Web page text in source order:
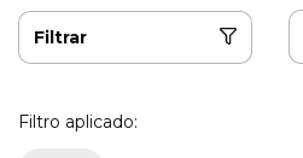
Filtrar
Filtro aplicado: